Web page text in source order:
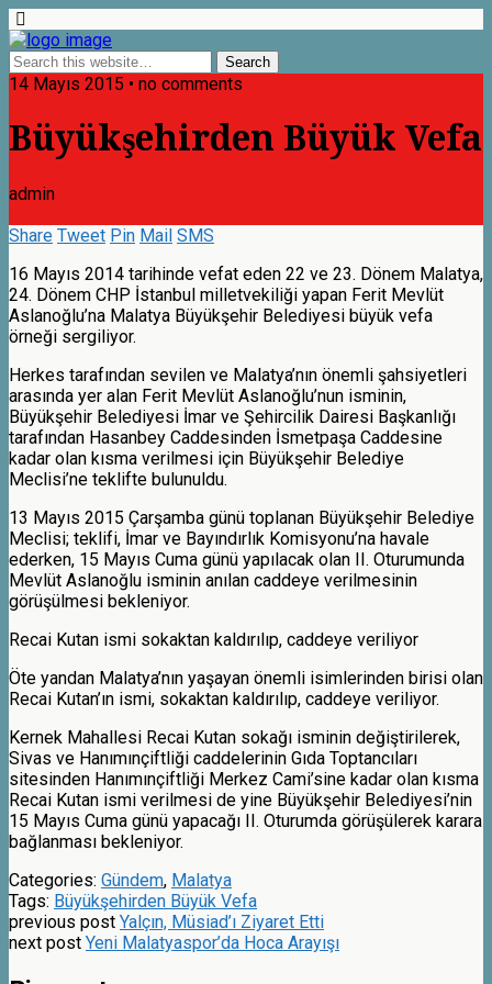
14 Mayıs 2015 • no comments
Büyükşehirden Büyük Vefa
admin
Share Tweet Pin Mail SMS
16 Mayıs 2014 tarihinde vefat eden 22 ve 23. Dönem Malatya,
24. Dönem CHP İstanbul milletvekiliği yapan Ferit Mevlüt
Aslanoğlu’na Malatya Büyükşehir Belediyesi büyük vefa
örneği sergiliyor.
Herkes tarafından sevilen ve Malatya’nın önemli şahsiyetleri
arasında yer alan Ferit Mevlüt Aslanoğlu’nun isminin,
Büyükşehir Belediyesi İmar ve Şehircilik Dairesi Başkanlığı
tarafından Hasanbey Caddesinden İsmetpaşa Caddesine
kadar olan kısma verilmesi için Büyükşehir Belediye
Meclisi’ne teklifte bulunuldu.
13 Mayıs 2015 Çarşamba günü toplanan Büyükşehir Belediye
Meclisi; teklifi, İmar ve Bayındırlık Komisyonu’na havale
ederken, 15 Mayıs Cuma günü yapılacak olan II. Oturumunda
Mevlüt Aslanoğlu isminin anılan caddeye verilmesinin
görüşülmesi bekleniyor.
Recai Kutan ismi sokaktan kaldırılıp, caddeye veriliyor
Öte yandan Malatya’nın yaşayan önemli isimlerinden birisi olan
Recai Kutan’ın ismi, sokaktan kaldırılıp, caddeye veriliyor.
Kernek Mahallesi Recai Kutan sokağı isminin değiştirilerek,
Sivas ve Hanımınçiftliği caddelerinin Gıda Toptancıları
sitesinden Hanımınçiftliği Merkez Cami’sine kadar olan kısma
Recai Kutan ismi verilmesi de yine Büyükşehir Belediyesi’nin
15 Mayıs Cuma günü yapacağı II. Oturumda görüşülerek karara
bağlanması bekleniyor.
Categories: Gündem, Malatya
Tags: Büyükşehirden Büyük Vefa
previous post Yalçın, Müsiad’ı Ziyaret Etti
next post Yeni Malatyaspor’da Hoca Arayışı